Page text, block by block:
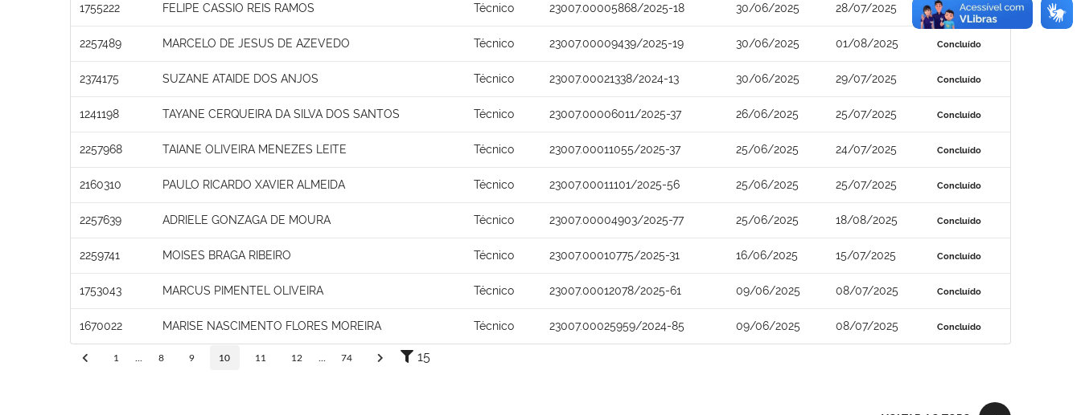
1755222 FELIPE CASSIO REIS RAMOS Técnico 23007.00005868/2025-18 30/06/2025 28/07/2025 Concluído
2257489 MARCELO DE JESUS DE AZEVEDO Técnico 23007.00009439/2025-19 30/06/2025 01/08/2025 Concluído
2374175 SUZANE ATAIDE DOS ANJOS Técnico 23007.00021338/2024-13 30/06/2025 29/07/2025 Concluído
1241198 TAYANE CERQUEIRA DA SILVA DOS SANTOS Técnico 23007.00006011/2025-37 26/06/2025 25/07/2025 Concluído
2257968 TAIANE OLIVEIRA MENEZES LEITE Técnico 23007.00011055/2025-37 25/06/2025 24/07/2025 Concluído
2160310 PAULO RICARDO XAVIER ALMEIDA Técnico 23007.00011101/2025-56 25/06/2025 25/07/2025 Concluído
2257639 ADRIELE GONZAGA DE MOURA Técnico 23007.00004903/2025-77 25/06/2025 18/08/2025 Concluído
2259741 MOISES BRAGA RIBEIRO Técnico 23007.00010775/2025-31 16/06/2025 15/07/2025 Concluído
1753043 MARCUS PIMENTEL OLIVEIRA Técnico 23007.00012078/2025-61 09/06/2025 08/07/2025 Concluído
1670022 MARISE NASCIMENTO FLORES MOREIRA Técnico 23007.00025959/2024-85 09/06/2025 08/07/2025 Concluído
1 8 9 10 11 12 74 15